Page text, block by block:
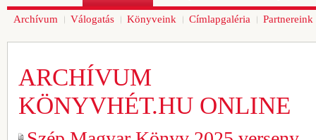
Archívum Válogatás Könyveink Címlapgaléria Partnereink
ARCHÍVUM
KÖNYVHÉT.HU ONLINE